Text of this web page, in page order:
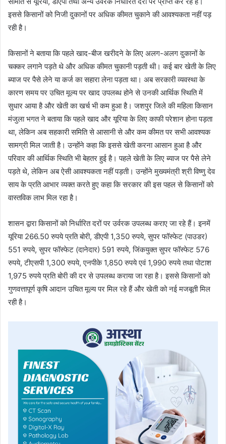
इससे किसानों को निजी दुकानों पर अधिक कीमत चुकाने की आवश्यकता नहीं पड़
रही है।
किसानों ने बताया कि पहले खाद-बीज खरीदने के लिए अलग-अलग दुकानों के
चक्कर लगाने पड़ते थे और अधिक कीमत चुकानी पड़ती थी। कई बार खेती के लिए
ब्याज पर पैसे लेने या कर्ज का सहारा लेना पड़ता था। अब सरकारी व्यवस्था के
कारण समय पर उचित मूल्य पर खाद उपलब्ध होने से उनकी आर्थिक स्थिति में
सुधार आया है और खेती का खर्च भी कम हुआ है। जशपुर जिले की महिला किसान
मंजुला भगत ने बताया कि पहले खाद और यूरिया के लिए काफी परेशान होना पड़ता
था, लेकिन अब सहकारी समिति से आसानी से और कम कीमत पर सभी आवश्यक
सामग्री मिल जाती है। उन्होंने कहा कि इससे खेती करना आसान हुआ है और
परिवार की आर्थिक स्थिति भी बेहतर हुई है। पहले खेती के लिए ब्याज पर पैसे लेने
पड़ते थे, लेकिन अब ऐसी आवश्यकता नहीं पड़ती। उन्होंने मुख्यमंत्री श्री विष्णु देव
साय के प्रति आभार व्यक्त करते हुए कहा कि सरकार की इस पहल से किसानों को
वास्तविक लाभ मिल रहा है।
शासन द्वारा किसानों को निर्धारित दरों पर उर्वरक उपलब्ध कराए जा रहे हैं। इनमें
यूरिया 266.50 रुपये प्रति बोरी, डीएपी 1,350 रुपये, सुपर फॉस्फेट (पाउडर)
551 रुपये, सुपर फॉस्फेट (दानेदार) 591 रुपये, जिंकयुक्त सुपर फॉस्फेट 576
रुपये, टीएसपी 1,300 रुपये, एनपीके 1,850 रुपये एवं 1,990 रुपये तथा पोटाश
1,975 रुपये प्रति बोरी की दर से उपलब्ध कराया जा रहा है। इससे किसानों को
गुणवत्तापूर्ण कृषि आदान उचित मूल्य पर मिल रहे हैं और खेती को नई मजबूती मिल
रही है।